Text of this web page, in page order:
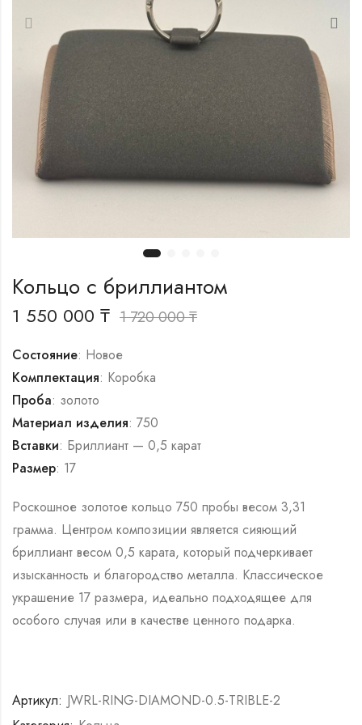
Кольцо с бриллиантом
1 550 000 ₸ 1 720 000₸
Состояние: Новое
Комплектация: Коробка
Проба: золото
Материал изделия: 750
Вставки: Бриллиант — 0,5 карат
Размер: 17
Роскошное золотое кольцо 750 пробы весом 3,31
грамма. Центром композиции является сияющий
бриллиант весом 0,5 карата, который подчеркивает
изысканность и благородство металла. Классическое
украшение 17 размера, идеально подходящее для
особого случая или в качестве ценного подарка.
Артикул: JWRL-RING-DIAMOND-0.5-TRIBLE-2